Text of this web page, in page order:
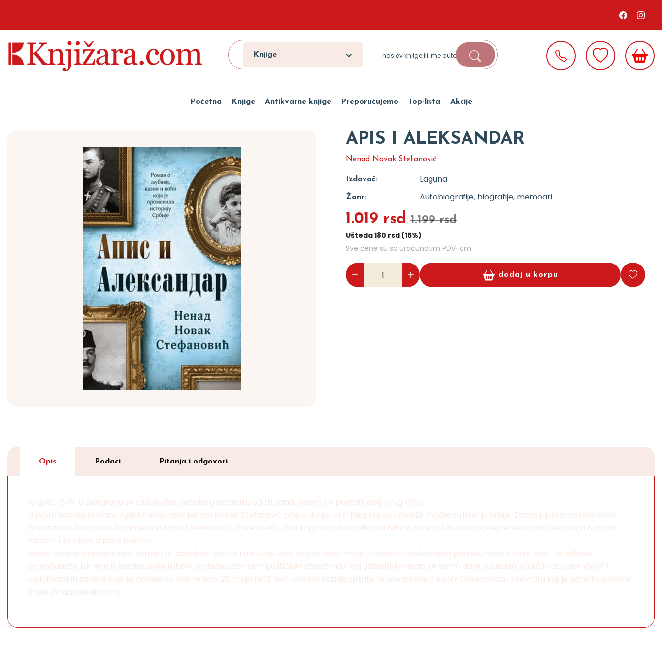
Knjige
Početna Knjige Antikvarne knjige Preporučujemo Top-lista Akcije
APIS I ALEKSANDAR
Nenad Novak Stefanović
Izdavač: Laguna
Žanr: Autobiografije, biografije, memoari
1.019 rsd 1.199 rsd
Ušteda 180 rsd (15%)
Sve cene su sa uračunatim PDV-om.
dodaj u korpu
Opis Podaci Pitanja i odgovori
Avgust, 1876. U Beogradu se rađaju dva dečaka u razmaku od tri dana. Jedan će postati kralj, drugi oficir.
U svom novom romanu Apis i Aleksandar Nenad Novak Stefanović piše o dvojici vršnjaka koji su obeležili modernu istoriju Srbije. Zahvaljujući mnoštvu novih
podataka o Dragutinu Dimitrijeviću Apisu i Aleksandru Obrenoviću, ova knjiga otkriva koliko su njihovi životi bili duboko isprepleteni i zašto se mogu nazvati
Kainom i Aveljem srpske politike.
Pored dvojice protagonista, roman se posebno osvrće i na ulogu koju su jake žene imale u ovom turbulentnom periodu naše istorije, kao i na njihove
proračunate, iskrene ili sasvim divlje ljubavi prožete uzavrelim političkim strastima.Ovaj uzbudljivi roman ne samo da je pouzdani vodič kroz splet vojnih i
diplomatskih zavera koje su dovele do kobne noći 29. maja 1903. već i uveliko razbija ustaljene predstave o epohi Obrenovića i prevratu koji je odredio sudbinu
Srbije do današnjih dana.